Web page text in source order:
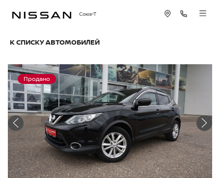
Союз-Т
К СПИСКУ АВТОМОБИЛЕЙ
Продано